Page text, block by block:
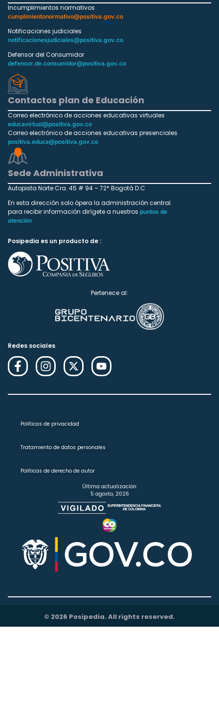
Incumplimientos normativos
cumplimientonormativo@positiva.gov.co
Notificaciones judiciales
notificacionesjudiciales@positiva.gov.co
Defensor del Consumidor
defensor.de.consumidor@positiva.gov.co
Contactos plan de Educación
Correo electrónico de acciones educativas virtuales
educavirtual@positiva.gov.co
Correo electrónico de acciones educativas presenciales
positiva.educa@positiva.gov.co
Sede Administrativa
Autopista Norte Cra. 45 # 94 – 72* Bogotá D.C
En esta dirección solo ópera la administración central
para recibir información dirígete a nuestros puntos de
atención
Posipedia es un producto de :
Pertenece al:
Redes sociales
Políticas de privacidad
Tratamiento de datos personales
Políticas de derecho de autor
Última actualización:
5 agosto, 2026
© 2026 Posipedia. All rights reserved.